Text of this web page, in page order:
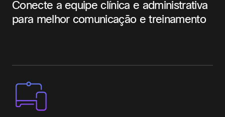
Conecte a equipe clínica e administrativa
para melhor comunicação e treinamento